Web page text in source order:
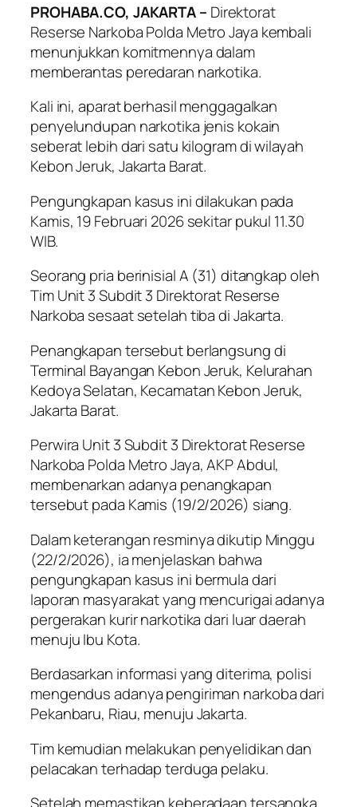
PROHABA.CO, JAKARTA – Direktorat
Reserse Narkoba Polda Metro Jaya kembali
menunjukkan komitmennya dalam
memberantas peredaran narkotika.
Kali ini, aparat berhasil menggagalkan
penyelundupan narkotika jenis kokain
seberat lebih dari satu kilogram di wilayah
Kebon Jeruk, Jakarta Barat.
Pengungkapan kasus ini dilakukan pada
Kamis, 19 Februari 2026 sekitar pukul 11.30
WIB.
Seorang pria berinisial A (31) ditangkap oleh
Tim Unit 3 Subdit 3 Direktorat Reserse
Narkoba sesaat setelah tiba di Jakarta.
Penangkapan tersebut berlangsung di
Terminal Bayangan Kebon Jeruk, Kelurahan
Kedoya Selatan, Kecamatan Kebon Jeruk,
Jakarta Barat.
Perwira Unit 3 Subdit 3 Direktorat Reserse
Narkoba Polda Metro Jaya, AKP Abdul,
membenarkan adanya penangkapan
tersebut pada Kamis (19/2/2026) siang.
Dalam keterangan resminya dikutip Minggu
(22/2/2026), ia menjelaskan bahwa
pengungkapan kasus ini bermula dari
laporan masyarakat yang mencurigai adanya
pergerakan kurir narkotika dari luar daerah
menuju Ibu Kota.
Berdasarkan informasi yang diterima, polisi
mengendus adanya pengiriman narkoba dari
Pekanbaru, Riau, menuju Jakarta.
Tim kemudian melakukan penyelidikan dan
pelacakan terhadap terduga pelaku.